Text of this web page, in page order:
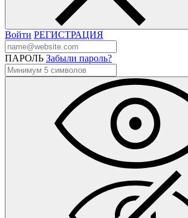
Войти РЕГИСТРАЦИЯ
ПАРОЛЬ Забыли пароль?